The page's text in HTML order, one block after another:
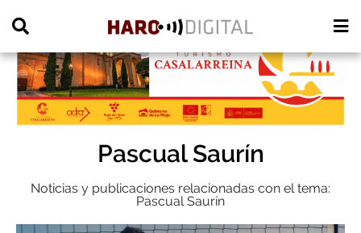
Pascual Saurín
Noticias y publicaciones relacionadas con el tema:
Pascual Saurín